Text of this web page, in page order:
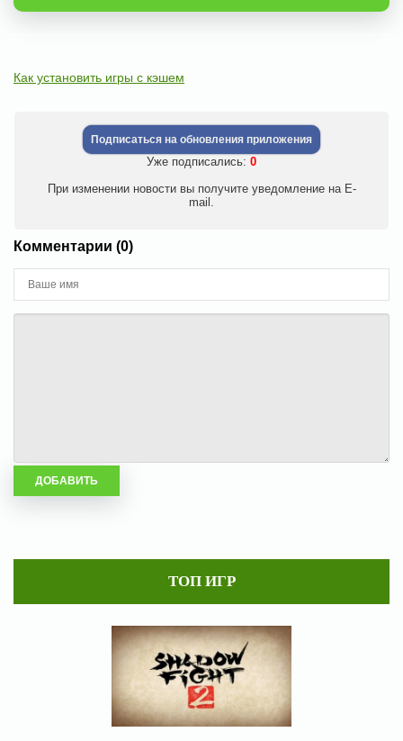
Как установить игры с кэшем
Подписаться на обновления приложения
Уже подписались: 0
При изменении новости вы получите уведомление на E-
mail.
Комментарии (0)
ТОП ИГР